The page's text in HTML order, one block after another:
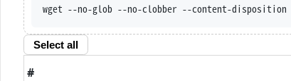
wget --no-glob --no-clobber --content-
Select all
#